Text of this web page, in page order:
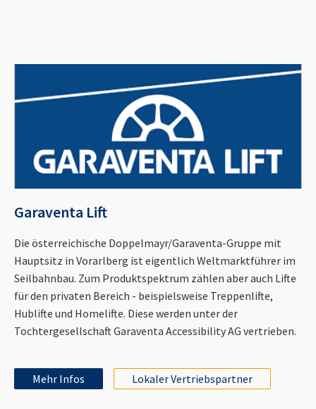
Garaventa Lift
Die österreichische Doppelmayr/Garaventa-Gruppe mit
Hauptsitz in Vorarlberg ist eigentlich Weltmarktführer im
Seilbahnbau. Zum Produktspektrum zählen aber auch Lifte
für den privaten Bereich - beispielsweise Treppenlifte,
Hublifte und Homelifte. Diese werden unter der
Tochtergesellschaft Garaventa Accessibility AG vertrieben.
Mehr Infos Lokaler Vertriebspartner